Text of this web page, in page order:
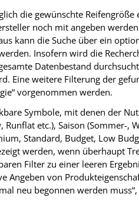
die gewünschte Reifengröße
noch mit angeben
kann die Suche über ein
Insofern wird die
Datenbestand
Eine weitere Filterung der
vorgenommen werden.
Symbole, mit denen der
etc.), Saison (Sommer-,
Standard, Budget, Low
werden, wenn überhaupt
Filter zu einer leeren
Angeben von
neu begonnen werden